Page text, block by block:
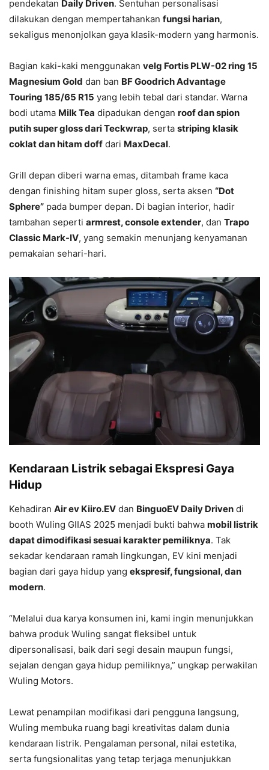
pendekatan Daily Driven. Sentuhan personalisasi
dilakukan dengan mempertahankan fungsi harian,
sekaligus menonjolkan gaya klasik-modern yang harmonis.
Bagian kaki-kaki menggunakan velg Fortis PLW-02 ring 15
Magnesium Gold dan ban BF Goodrich Advantage
Touring 185/65 R15 yang lebih tebal dari standar. Warna
bodi utama Milk Tea dipadukan dengan roof dan spion
putih super gloss dari Teckwrap, serta striping klasik
coklat dan hitam doff dari MaxDecal.
Grill depan diberi warna emas, ditambah frame kaca
dengan finishing hitam super gloss, serta aksen “Dot
Sphere” pada bumper depan. Di bagian interior, hadir
tambahan seperti armrest, console extender, dan Trapo
Classic Mark-IV, yang semakin menunjang kenyamanan
pemakaian sehari-hari.
Kendaraan Listrik sebagai Ekspresi Gaya
Hidup
Kehadiran Air ev Kiiro.EV dan BinguoEV Daily Driven di
booth Wuling GIIAS 2025 menjadi bukti bahwa mobil listrik
dapat dimodifikasi sesuai karakter pemiliknya. Tak
sekadar kendaraan ramah lingkungan, EV kini menjadi
bagian dari gaya hidup yang ekspresif, fungsional, dan
modern.
“Melalui dua karya konsumen ini, kami ingin menunjukkan
bahwa produk Wuling sangat fleksibel untuk
dipersonalisasi, baik dari segi desain maupun fungsi,
sejalan dengan gaya hidup pemiliknya,” ungkap perwakilan
Wuling Motors.
Lewat penampilan modifikasi dari pengguna langsung,
Wuling membuka ruang bagi kreativitas dalam dunia
kendaraan listrik. Pengalaman personal, nilai estetika,
serta fungsionalitas yang tetap terjaga menunjukkan